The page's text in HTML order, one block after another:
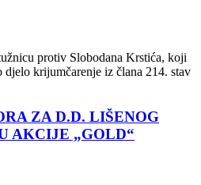
protiv Slobodana Krstića, koji
krijumčarenje iz člana 214. stav
ZA D.D. LIŠENOG
AKCIJE „GOLD“